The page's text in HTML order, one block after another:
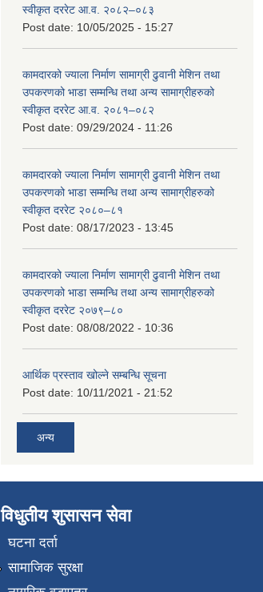
स्वीकृत दररेट आ.व. २०८२–०८३
Post date: 10/05/2025 - 15:27
कामदारको ज्याला निर्माण सामाग्री ढुवानी मेशिन तथा
उपकरणको भाडा सम्मन्धि तथा अन्य सामाग्रीहरुको
स्वीकृत दररेट आ.व. २०८१–०८२
Post date: 09/29/2024 - 11:26
कामदारको ज्याला निर्माण सामाग्री ढुवानी मेशिन तथा
उपकरणको भाडा सम्मन्धि तथा अन्य सामाग्रीहरुको
स्वीकृत दररेट २०८०–८१
Post date: 08/17/2023 - 13:45
कामदारको ज्याला निर्माण सामाग्री ढुवानी मेशिन तथा
उपकरणको भाडा सम्मन्धि तथा अन्य सामाग्रीहरुको
स्वीकृत दररेट २०७९–८०
Post date: 08/08/2022 - 10:36
आर्थिक प्रस्ताव खोल्ने सम्बन्धि सूचना
Post date: 10/11/2021 - 21:52
अन्य
विधुतीय शुसासन सेवा
घटना दर्ता
सामाजिक सुरक्षा